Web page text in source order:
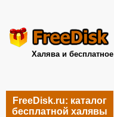
Халява и бесплатное
FreeDisk.ru: каталог
бесплатной халявы